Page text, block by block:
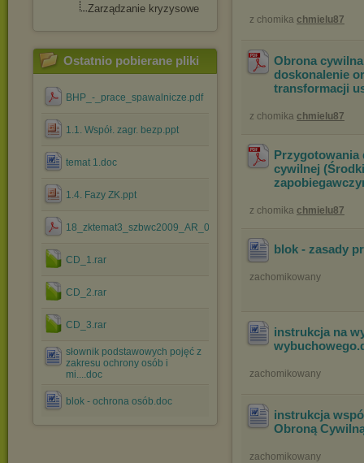
Zarządzanie kryzysowe
Ostatnio pobierane pliki
BHP_-_prace_spawalnicze.pdf
1.1. Współ. zagr. bezp.ppt
temat 1.doc
1.4. Fazy ZK.ppt
18_zktemat3_szbwc2009_AR_09112009.pdf
CD_1.rar
CD_2.rar
CD_3.rar
słownik podstawowych pojęć z
zakresu ochrony osób i
mi....doc
blok - ochrona osób.doc
z chomika chmielu87
Obrona
doskonalenie
transformacji
z chomika chmielu87
Przygotowania
cywilnej
z chomika chmielu87
blok - zasady
zachomikowany
instrukcja na
wybuchowego
zachomikowany
instrukcja
Obroną
zachomikowany